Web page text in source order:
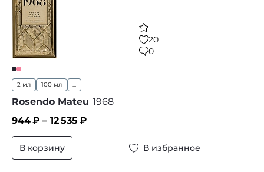
20
0
2 мл 100 мл ...
Rosendo Mateu 1968
944₽ – 12 535 ₽
В корзину В избранное